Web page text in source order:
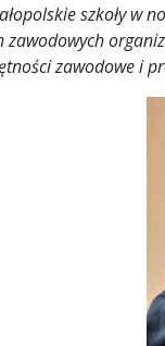
szkoły w
zawodowych
zawodowe i